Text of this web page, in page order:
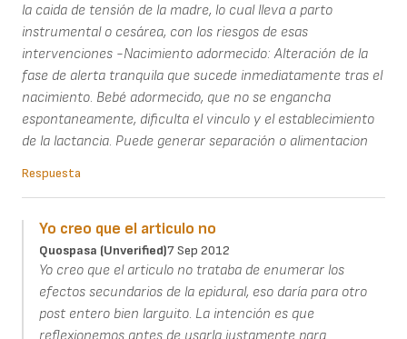
la caida de tensión de la madre, lo cual lleva a parto
instrumental o cesárea, con los riesgos de esas
intervenciones -Nacimiento adormecido: Alteración de la
fase de alerta tranquila que sucede inmediatamente tras el
nacimiento. Bebé adormecido, que no se engancha
espontaneamente, dificulta el vinculo y el establecimiento
de la lactancia. Puede generar separación o alimentacion
Respuesta
Yo creo que el articulo no
Quospasa (unverified)7 Sep 2012
Yo creo que el articulo no trataba de enumerar los
efectos secundarios de la epidural, eso daría para otro
post entero bien larguito. La intención es que